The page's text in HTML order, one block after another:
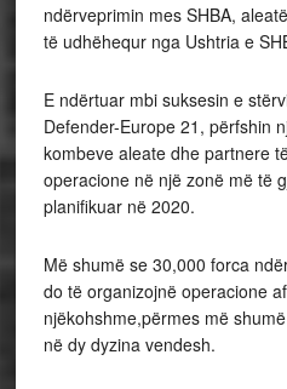
ndërveprimin mes SHBA,
të udhëhequr nga Ushtria e
E ndërtuar mbi suksesin e
Defender-Europe 21, përfshin
kombeve aleate dhe partnere
operacione në një zonë më të
planifikuar në 2020.
Më shumë se 30,000 forca
do të organizojnë operacione
njëkohshme,përmes më
në dy dyzina vendesh.